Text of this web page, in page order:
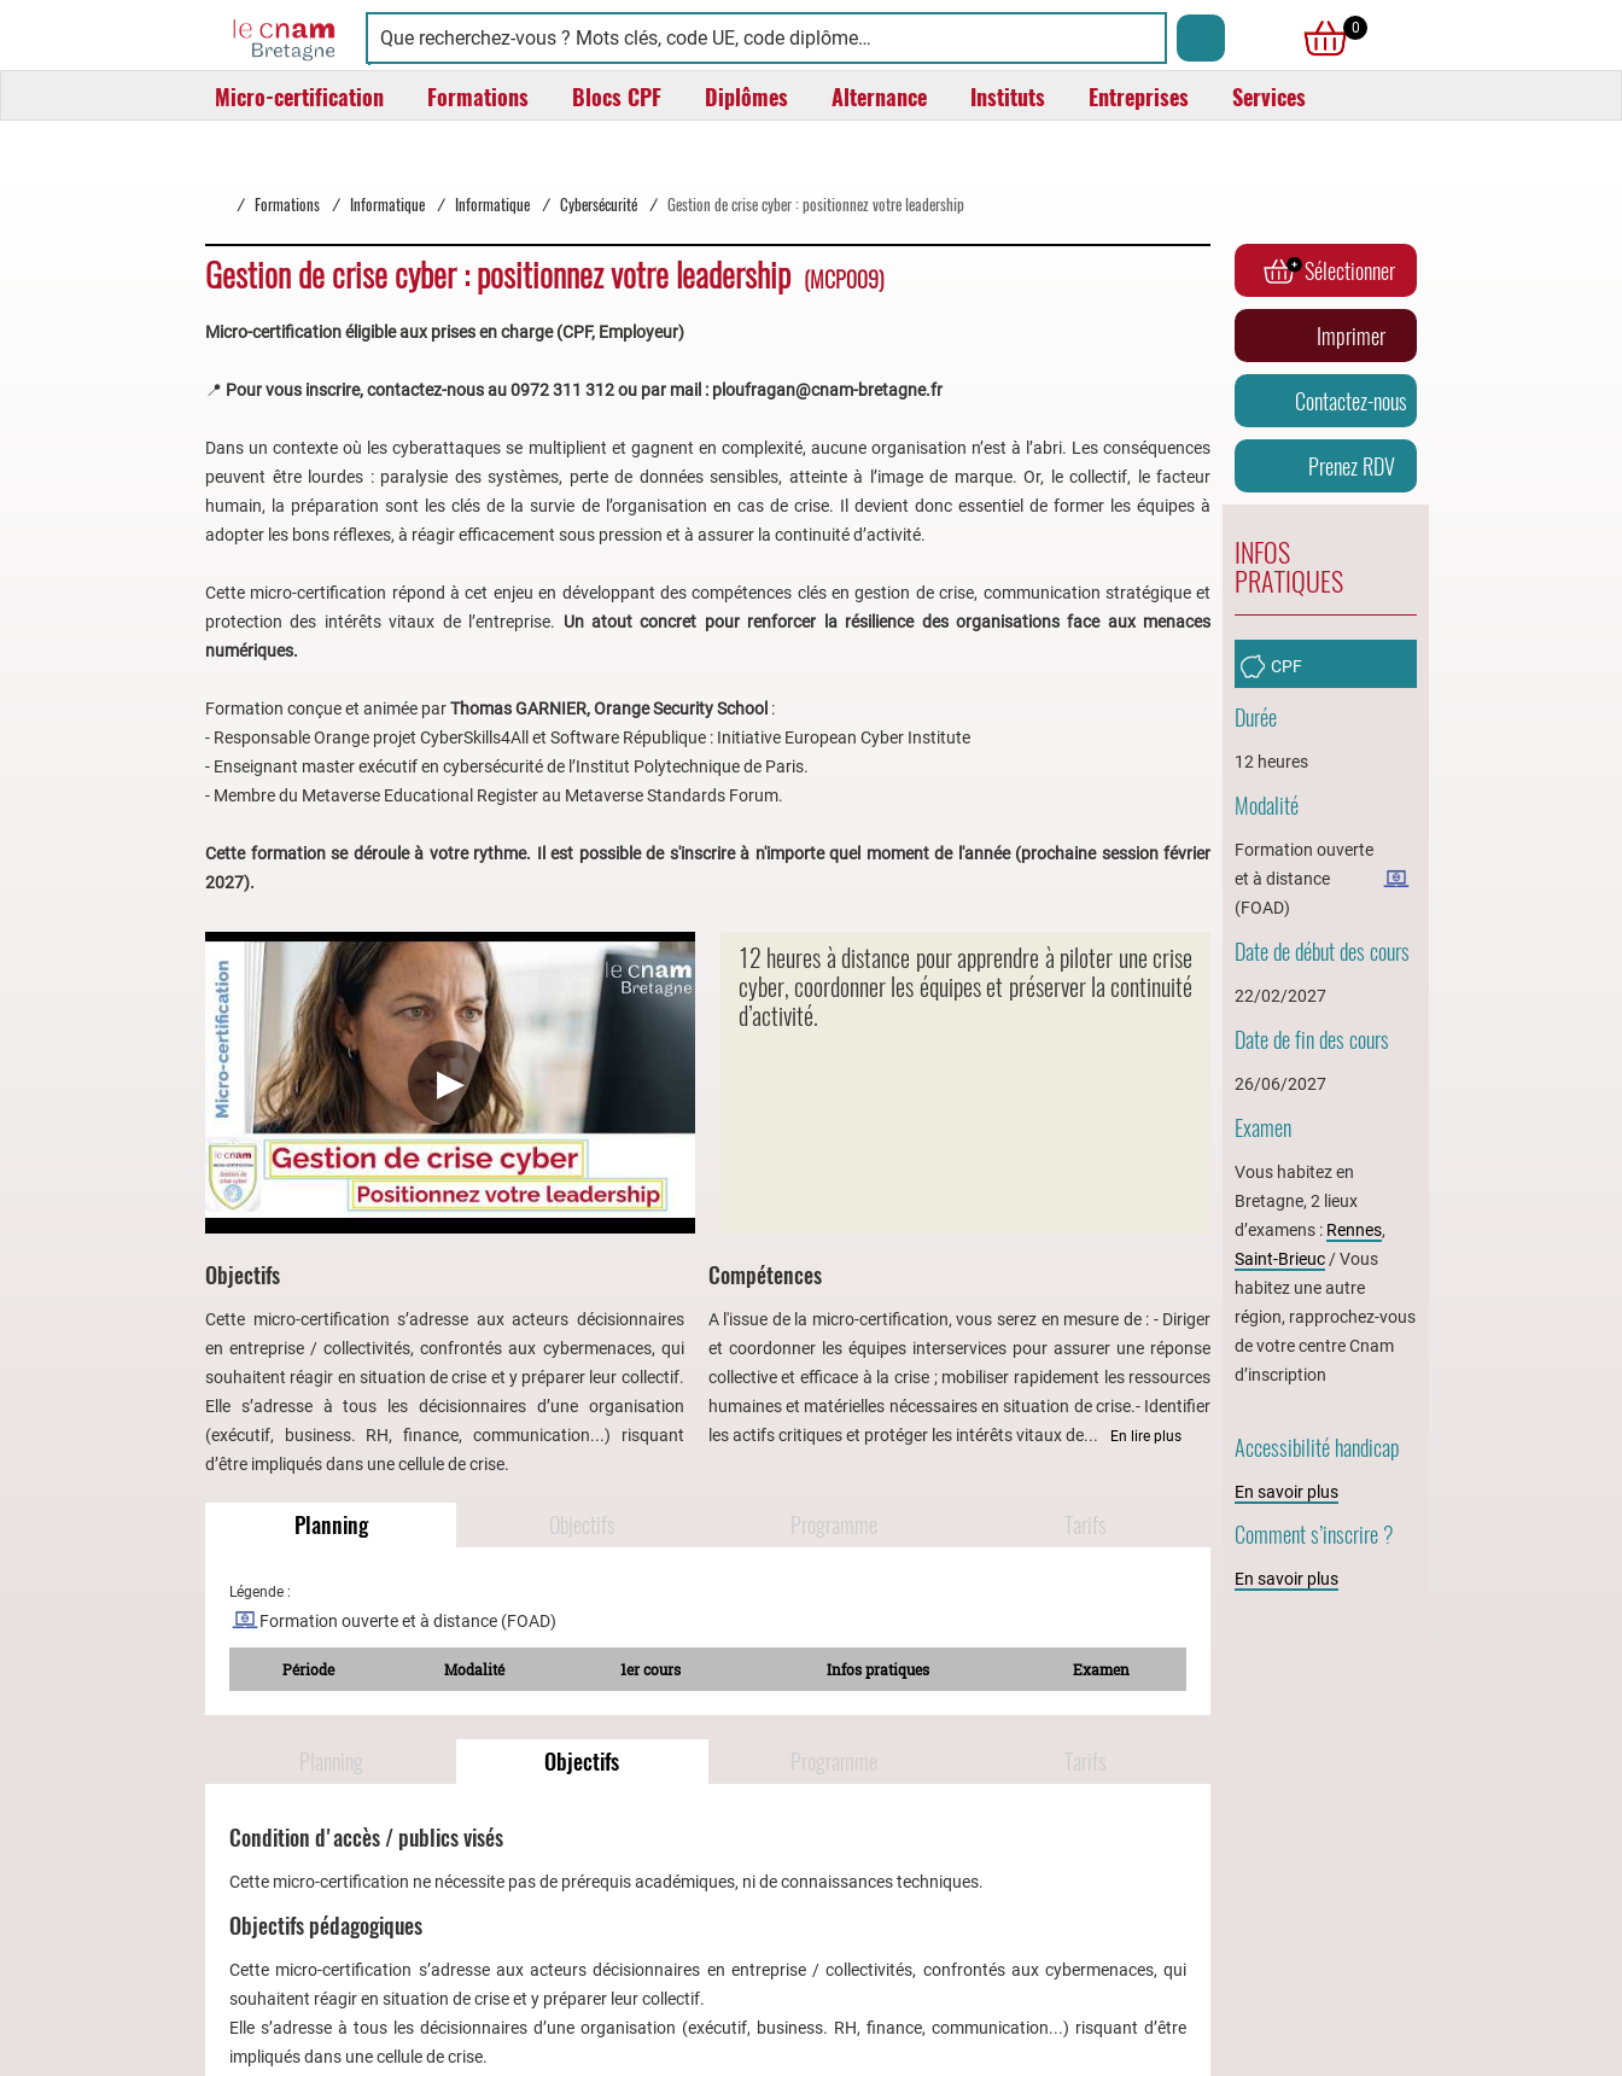
Cnam
Bretagne
Conservatoire
national
des
arts
0
Micro-certification Formations Blocs CPF Diplômes Alternance Instituts Entreprises Services
/ Formations / Informatique / Informatique / Cybersécurité / Gestion de crise cyber : positionnez votre leadership
Gestion de crise cyber : positionnez votre leadership (MCP009)
Micro-certification éligible aux prises en charge (CPF, Employeur)
📍 Pour vous inscrire, contactez-nous au 0972 311 312 ou par mail : ploufragan@cnam-bretagne.fr
Dans un contexte où les cyberattaques se multiplient et gagnent en complexité, aucune organisation n’est à l’abri. Les conséquences
peuvent être lourdes : paralysie des systèmes, perte de données sensibles, atteinte à l’image de marque. Or, le collectif, le facteur
humain, la préparation sont les clés de la survie de l’organisation en cas de crise. Il devient donc essentiel de former les équipes à
adopter les bons réflexes, à réagir efficacement sous pression et à assurer la continuité d’activité.
Cette micro-certification répond à cet enjeu en développant des compétences clés en gestion de crise, communication stratégique et
protection des intérêts vitaux de l’entreprise. Un atout concret pour renforcer la résilience des organisations face aux menaces
numériques.
Formation conçue et animée parThomas GARNIER, Orange Security School :
- Responsable Orange projet CyberSkills4All et Software République : Initiative European Cyber Institute
- Enseignant master exécutif en cybersécurité de l’Institut Polytechnique de Paris.
- Membre du Metaverse Educational Register au Metaverse Standards Forum.
Cette formation se déroule à votre rythme. Il est possible de s'inscrire à n'importe quel moment de l'année (prochaine session février
2027).
▶
12 heures à distance pour apprendre à piloter une crise
cyber, coordonner les équipes et préserver la continuité
d’activité.
Objectifs
Cette micro-certification s’adresse aux acteurs décisionnaires
en entreprise / collectivités, confrontés aux cybermenaces, qui
souhaitent réagir en situation de crise et y préparer leur collectif.
Elle s’adresse à tous les décisionnaires d’une organisation
(exécutif, business. RH, finance, communication...) risquant
d’être impliqués dans une cellule de crise.
Compétences
A l'issue de la micro-certification, vous serez en mesure de : - Diriger
et coordonner les équipes interservices pour assurer une réponse
collective et efficace à la crise ; mobiliser rapidement les ressources
humaines et matérielles nécessaires en situation de crise.- Identifier
les actifs critiques et protéger les intérêts vitaux de...
En lire plus
Planning Objectifs Programme Tarifs
Légende :
Formation ouverte et à distance (FOAD)
Période Modalité 1er cours Infos pratiques Examen
Planning Objectifs Programme Tarifs
Condition d'accès / publics visés
Cette micro-certification ne nécessite pas de prérequis académiques, ni de connaissances techniques.
Objectifs pédagogiques
Cette micro-certification s’adresse aux acteurs décisionnaires en entreprise / collectivités, confrontés aux cybermenaces, qui
souhaitent réagir en situation de crise et y préparer leur collectif.
Elle s’adresse à tous les décisionnaires d’une organisation (exécutif, business. RH, finance, communication...) risquant d’être
impliqués dans une cellule de crise.
Sélectionner
Imprimer
Contactez-nous
Prenez RDV
INFOS
PRATIQUES
CPF
Durée
12 heures
Modalité
Formation ouverte
et à distance
(FOAD)
Date de début des cours
22/02/2027
Date de fin des cours
26/06/2027
Examen
Vous habitez en
Bretagne, 2 lieux
d’examens : Rennes,
Saint-Brieuc / Vous
habitez une autre
région, rapprochez-vous
de votre centre Cnam
d’inscription
Accessibilité handicap
En savoir plus
Comment s’inscrire ?
En savoir plus